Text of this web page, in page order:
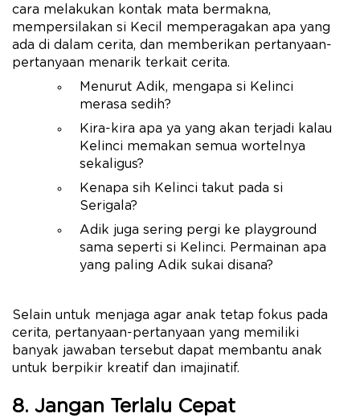
cara melakukan kontak mata bermakna,
mempersilakan si Kecil memperagakan apa yang
ada di dalam cerita, dan memberikan pertanyaan-
pertanyaan menarik terkait cerita.
Menurut Adik, mengapa si Kelinci
merasa sedih?
Kira-kira apa ya yang akan terjadi kalau
Kelinci memakan semua wortelnya
sekaligus?
Kenapa sih Kelinci takut pada si
Serigala?
Adik juga sering pergi ke playground
sama seperti si Kelinci. Permainan apa
yang paling Adik sukai disana?
Selain untuk menjaga agar anak tetap fokus pada
cerita, pertanyaan-pertanyaan yang memiliki
banyak jawaban tersebut dapat membantu anak
untuk berpikir kreatif dan imajinatif.
8. Jangan Terlalu Cepat